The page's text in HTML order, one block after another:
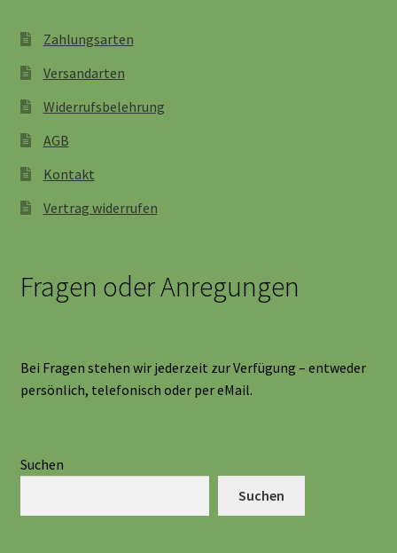
Zahlungsarten
Versandarten
Widerrufsbelehrung
AGB
Kontakt
Vertrag widerrufen
Fragen oder Anregungen
Bei Fragen stehen wir jederzeit zur Verfügung – entweder
persönlich, telefonisch oder per eMail.
Suchen
Suchen